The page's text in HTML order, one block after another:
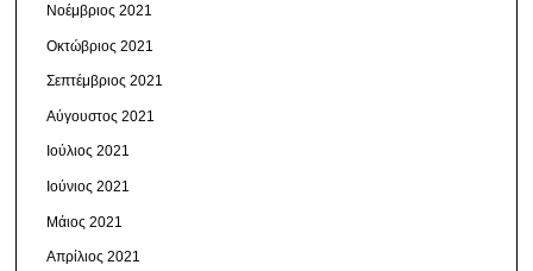
Νοέμβριος 2021
Οκτώβριος 2021
Σεπτέμβριος 2021
Αύγουστος 2021
Ιούλιος 2021
Ιούνιος 2021
Μάιος 2021
Απρίλιος 2021